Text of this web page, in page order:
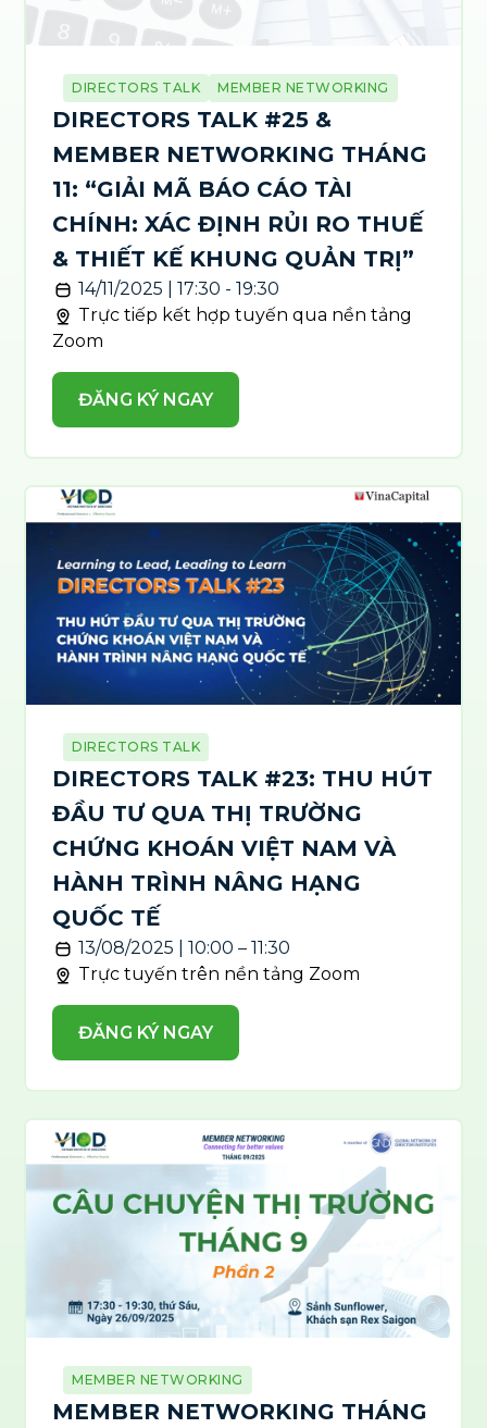
DIRECTORS TALK MEMBER NETWORKING
DIRECTORS TALK #25 &
MEMBER NETWORKING THÁNG
11: “GIẢI MÃ BÁO CÁO TÀI
CHÍNH: XÁC ĐỊNH RỦI RO THUẾ
& THIẾT KẾ KHUNG QUẢN TRỊ”
14/11/2025 | 17:30 - 19:30
Trực tiếp kết hợp tuyến qua nền tảng
Zoom
ĐĂNG KÝ NGAY
DIRECTORS TALK
DIRECTORS TALK #23: THU HÚT
ĐẦU TƯ QUA THỊ TRƯỜNG
CHỨNG KHOÁN VIỆT NAM VÀ
HÀNH TRÌNH NÂNG HẠNG
QUỐC TẾ
13/08/2025 | 10:00 – 11:30
Trực tuyến trên nền tảng Zoom
ĐĂNG KÝ NGAY
MEMBER NETWORKING
MEMBER NETWORKING THÁNG